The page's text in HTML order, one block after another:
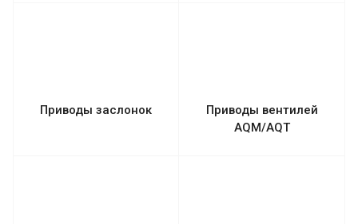
Приводы заслонок
Приводы вентилей
AQM/AQT